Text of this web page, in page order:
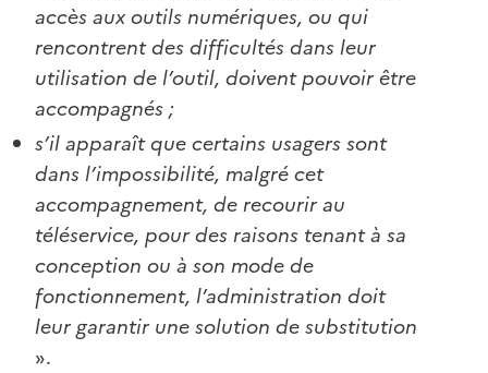
accès aux outils numériques, ou qui
rencontrent des difficultés dans leur
utilisation de l’outil, doivent pouvoir être
accompagnés ;
s’il apparaît que certains usagers sont
dans l’impossibilité, malgré cet
accompagnement, de recourir au
téléservice, pour des raisons tenant à sa
conception ou à son mode de
fonctionnement, l’administration doit
leur garantir une solution de substitution
».